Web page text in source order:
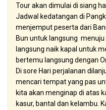
Tour akan dimulai di siang
Jadwal kedatangan di
menjemput peserta dari
Bun untuk langsung
langsung naik kapal untuk
bertemu langsung dengan
Di sore Hari perjalanan
mencari tempat yang pas
kita akan menginap di atas
kasur, bantal dan kelambu.